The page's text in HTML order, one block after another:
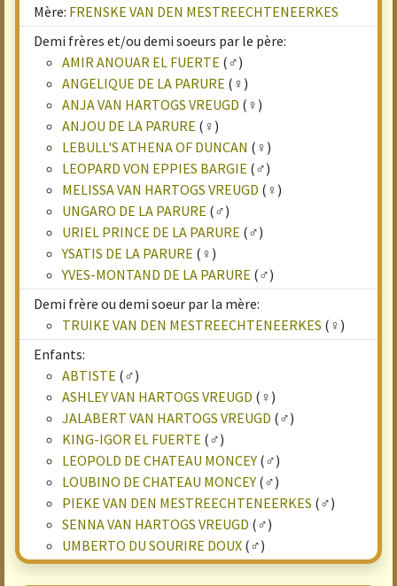
Mère: FRENSKE VAN DEN MESTREECHTENEERKES
Demi frères et/ou demi soeurs par le père:
AMIR ANOUAR EL FUERTE (♂)
ANGELIQUE DE LA PARURE (♀)
ANJA VAN HARTOGS VREUGD (♀)
ANJOU DE LA PARURE (♀)
LEBULL'S ATHENA OF DUNCAN (♀)
LEOPARD VON EPPIES BARGIE (♂)
MELISSA VAN HARTOGS VREUGD (♀)
UNGARO DE LA PARURE (♂)
URIEL PRINCE DE LA PARURE (♂)
YSATIS DE LA PARURE (♀)
YVES-MONTAND DE LA PARURE (♂)
Demi frère ou demi soeur par la mère:
TRUIKE VAN DEN MESTREECHTENEERKES (♀)
Enfants:
ABTISTE (♂)
ASHLEY VAN HARTOGS VREUGD (♀)
JALABERT VAN HARTOGS VREUGD (♂)
KING-IGOR EL FUERTE (♂)
LEOPOLD DE CHATEAU MONCEY (♂)
LOUBINO DE CHATEAU MONCEY (♂)
PIEKE VAN DEN MESTREECHTENEERKES (♂)
SENNA VAN HARTOGS VREUGD (♂)
UMBERTO DU SOURIRE DOUX (♂)